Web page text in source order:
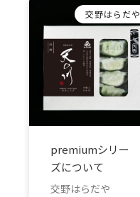
交野はらだや
premiumシリー
ズについて
交野はらだや